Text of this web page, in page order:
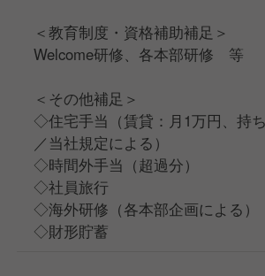
＜教育制度・資格補助補足＞
Welcome研修、各本部研修 等
＜その他補足＞
◇住宅手当（賃貸：月1万円、持
／当社規定による）
◇時間外手当（超過分）
◇社員旅行
◇海外研修（各本部企画による）
◇財形貯蓄